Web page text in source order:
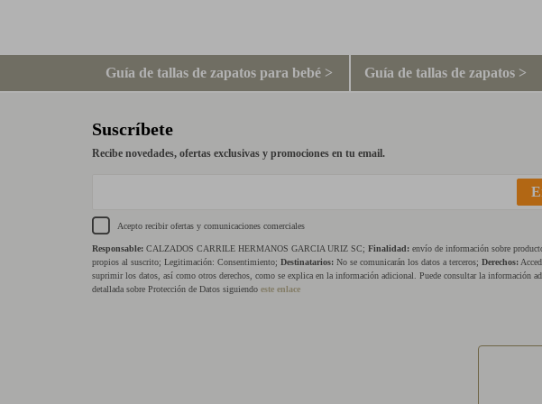
Guía de tallas de zapatos para bebé > Guía de tallas de zapatos >
Suscríbete
Recibe novedades, ofertas exclusivas y promociones en tu email.
Acepto recibir ofertas y comunicaciones comerciales
Responsable: CALZADOS CARRILE HERMANOS GARCIA URIZ SC; Finalidad: envío de información sobre
propios al suscrito; Legitimación: Consentimiento; Destinatarios: No se comunicarán los datos a terceros; Derechos:
suprimir los datos, así como otros derechos, como se explica en la información adicional. Puede consultar la información
detallada sobre Protección de Datos siguiendo este enlace